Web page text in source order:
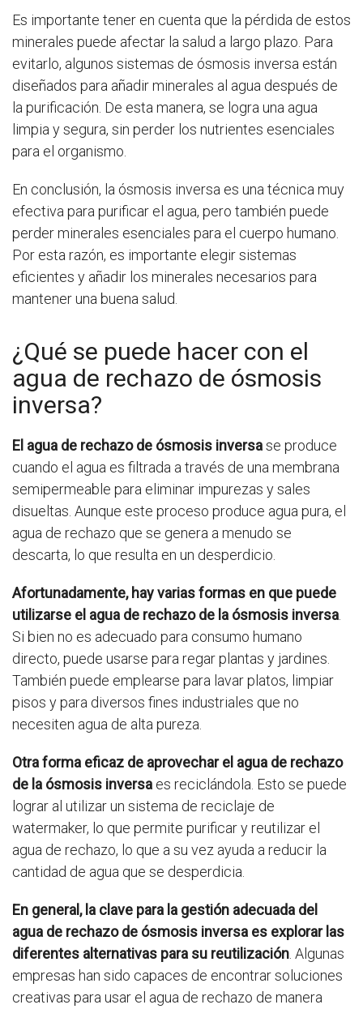
Es importante tener en cuenta que la pérdida de estos
minerales puede afectar la salud a largo plazo. Para
evitarlo, algunos sistemas de ósmosis inversa están
diseñados para añadir minerales al agua después de
la purificación. De esta manera, se logra una agua
limpia y segura, sin perder los nutrientes esenciales
para el organismo.
En conclusión, la ósmosis inversa es una técnica muy
efectiva para purificar el agua, pero también puede
perder minerales esenciales para el cuerpo humano.
Por esta razón, es importante elegir sistemas
eficientes y añadir los minerales necesarios para
mantener una buena salud.
¿Qué se puede hacer con el
agua de rechazo de ósmosis
inversa?
El agua de rechazo de ósmosis inversase produce
cuando el agua es filtrada a través de una membrana
semipermeable para eliminar impurezas y sales
disueltas. Aunque este proceso produce agua pura, el
agua de rechazo que se genera a menudo se
descarta, lo que resulta en un desperdicio.
Afortunadamente, hay varias formas en que puede
utilizarse el agua de rechazo de la ósmosis inversa
Si bien no es adecuado para consumo humano
directo, puede usarse para regar plantas y jardines.
También puede emplearse para lavar platos, limpiar
pisos y para diversos fines industriales que no
necesiten agua de alta pureza.
Otra forma eficaz de aprovechar el agua de rechazo
de la ósmosis inversa es reciclándola. Esto se puede
lograr al utilizar un sistema de reciclaje de
watermaker, lo que permite purificar y reutilizar el
agua de rechazo, lo que a su vez ayuda a reducir la
cantidad de agua que se desperdicia.
En general, la clave para la gestión adecuada del
agua de rechazo de ósmosis inversa es explorar las
diferentes alternativas para su reutilización . Algunas
empresas han sido capaces de encontrar soluciones
creativas para usar el agua de rechazo de manera